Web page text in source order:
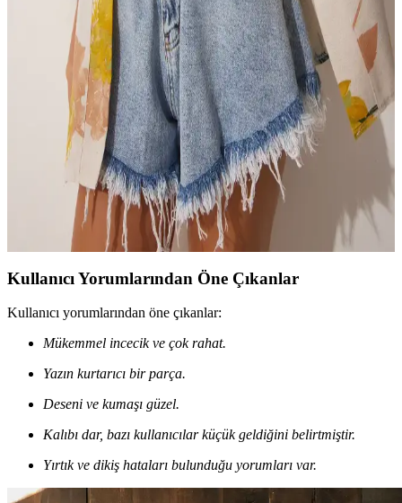
Brntekstil Welsoft Kimono Peluş Polar Sabahlık:
Sıcak ve Konforlu Ev Giyim Seçeneği
Brntekstil'in Welsoft Kimono Peluş Polar Sabahlık, yüksek ısı
yalıtımı ve yumuşak dokusuyla kış aylarında evde sıcaklık ve konfor
sağlar, geniş kalıbı ve şık tasarımıyla kullanıcı memnuniyetini artırır.
Happiness İstanbul Kadın Sarı Bej Desenli Keten
Viskon Kimono Rahat ve Şık Yaz Giyim Seçeneği
Happiness İstanbul’un sarı bej desenli keten-viskon kimono, hafif ve
nefes alabilen yapısıyla yaz aylarında rahatlık ve şıklık sağlar, çeşitli
kombinasyonlara uyum sağlar.
Kullanıcı Yorumlarından Öne Çıkanlar
Kullanıcı yorumlarından öne çıkanlar:
Mükemmel incecik ve çok rahat.
Yazın kurtarıcı bir parça.
Deseni ve kumaşı güzel.
Kalıbı dar, bazı kullanıcılar küçük geldiğini belirtmiştir.
Yırtık ve dikiş hataları bulunduğu yorumları var.